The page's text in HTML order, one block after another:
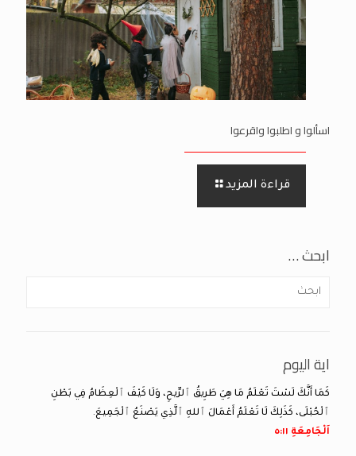
اسألوا و اطلبوا واقرعوا
قراءة المزيد
ابحث …
اية اليوم
كَمَا أَنَّكَ لَسْتَ تَعْلَمُ مَا هِيَ طَرِيقُ ٱلرِّيحِ، وَلَا كَيْفَ ٱلْعِظَامُ فِي بَطْنِ
ٱلْحُبْلَى، كَذَلِكَ لَا تَعْلَمُ أَعْمَالَ ٱللهِ ٱلَّذِي يَصْنَعُ ٱلْجَمِيعَ.
اَلْجَامِعَةِ ١١:‏٥